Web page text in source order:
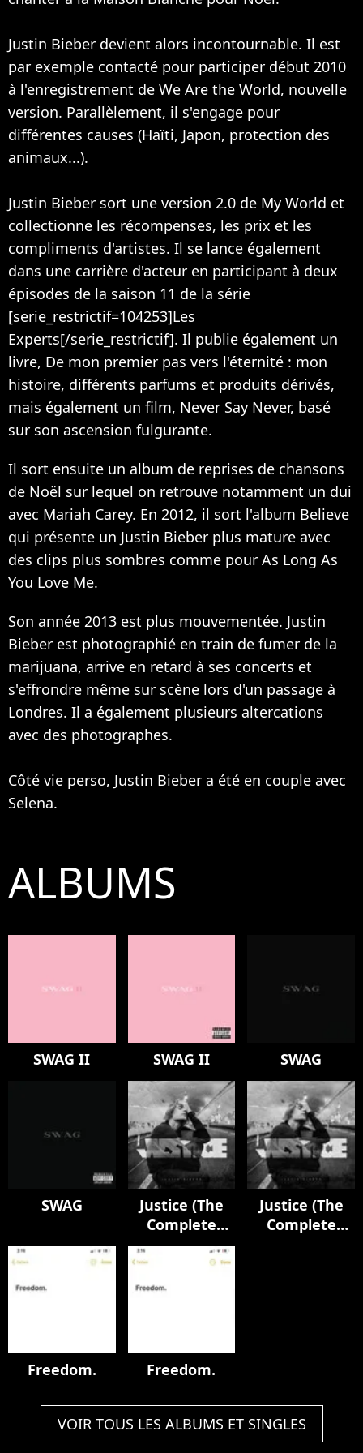
Justin Bieber devient alors incontournable. Il est
par exemple contacté pour participer début 2010
à l'enregistrement de We Are the World, nouvelle
version. Parallèlement, il s'engage pour
différentes causes (Haïti, Japon, protection des
animaux...).
Justin Bieber sort une version 2.0 de My World et
collectionne les récompenses, les prix et les
compliments d'artistes. Il se lance également
dans une carrière d'acteur en participant à deux
épisodes de la saison 11 de la série
[serie_restrictif=104253]Les
Experts[/serie_restrictif]. Il publie également un
livre, De mon premier pas vers l'éternité : mon
histoire, différents parfums et produits dérivés,
mais également un film, Never Say Never, basé
sur son ascension fulgurante.
Il sort ensuite un album de reprises de chansons
de Noël sur lequel on retrouve notamment un dui
avec Mariah Carey. En 2012, il sort l'album Believe
qui présente un Justin Bieber plus mature avec
des clips plus sombres comme pour As Long As
You Love Me.
Son année 2013 est plus mouvementée. Justin
Bieber est photographié en train de fumer de la
marijuana, arrive en retard à ses concerts et
s'effrondre même sur scène lors d'un passage à
Londres. Il a également plusieurs altercations
avec des photographes.
Côté vie perso, Justin Bieber a été en couple avec
Selena.
ALBUMS
SWAG II SWAG II SWAG
SWAG
Justice (The
Complete
Edition)
Justice (The
Complete
Freedom. Freedom.
VOIR TOUS LES ALBUMS ET SINGLES